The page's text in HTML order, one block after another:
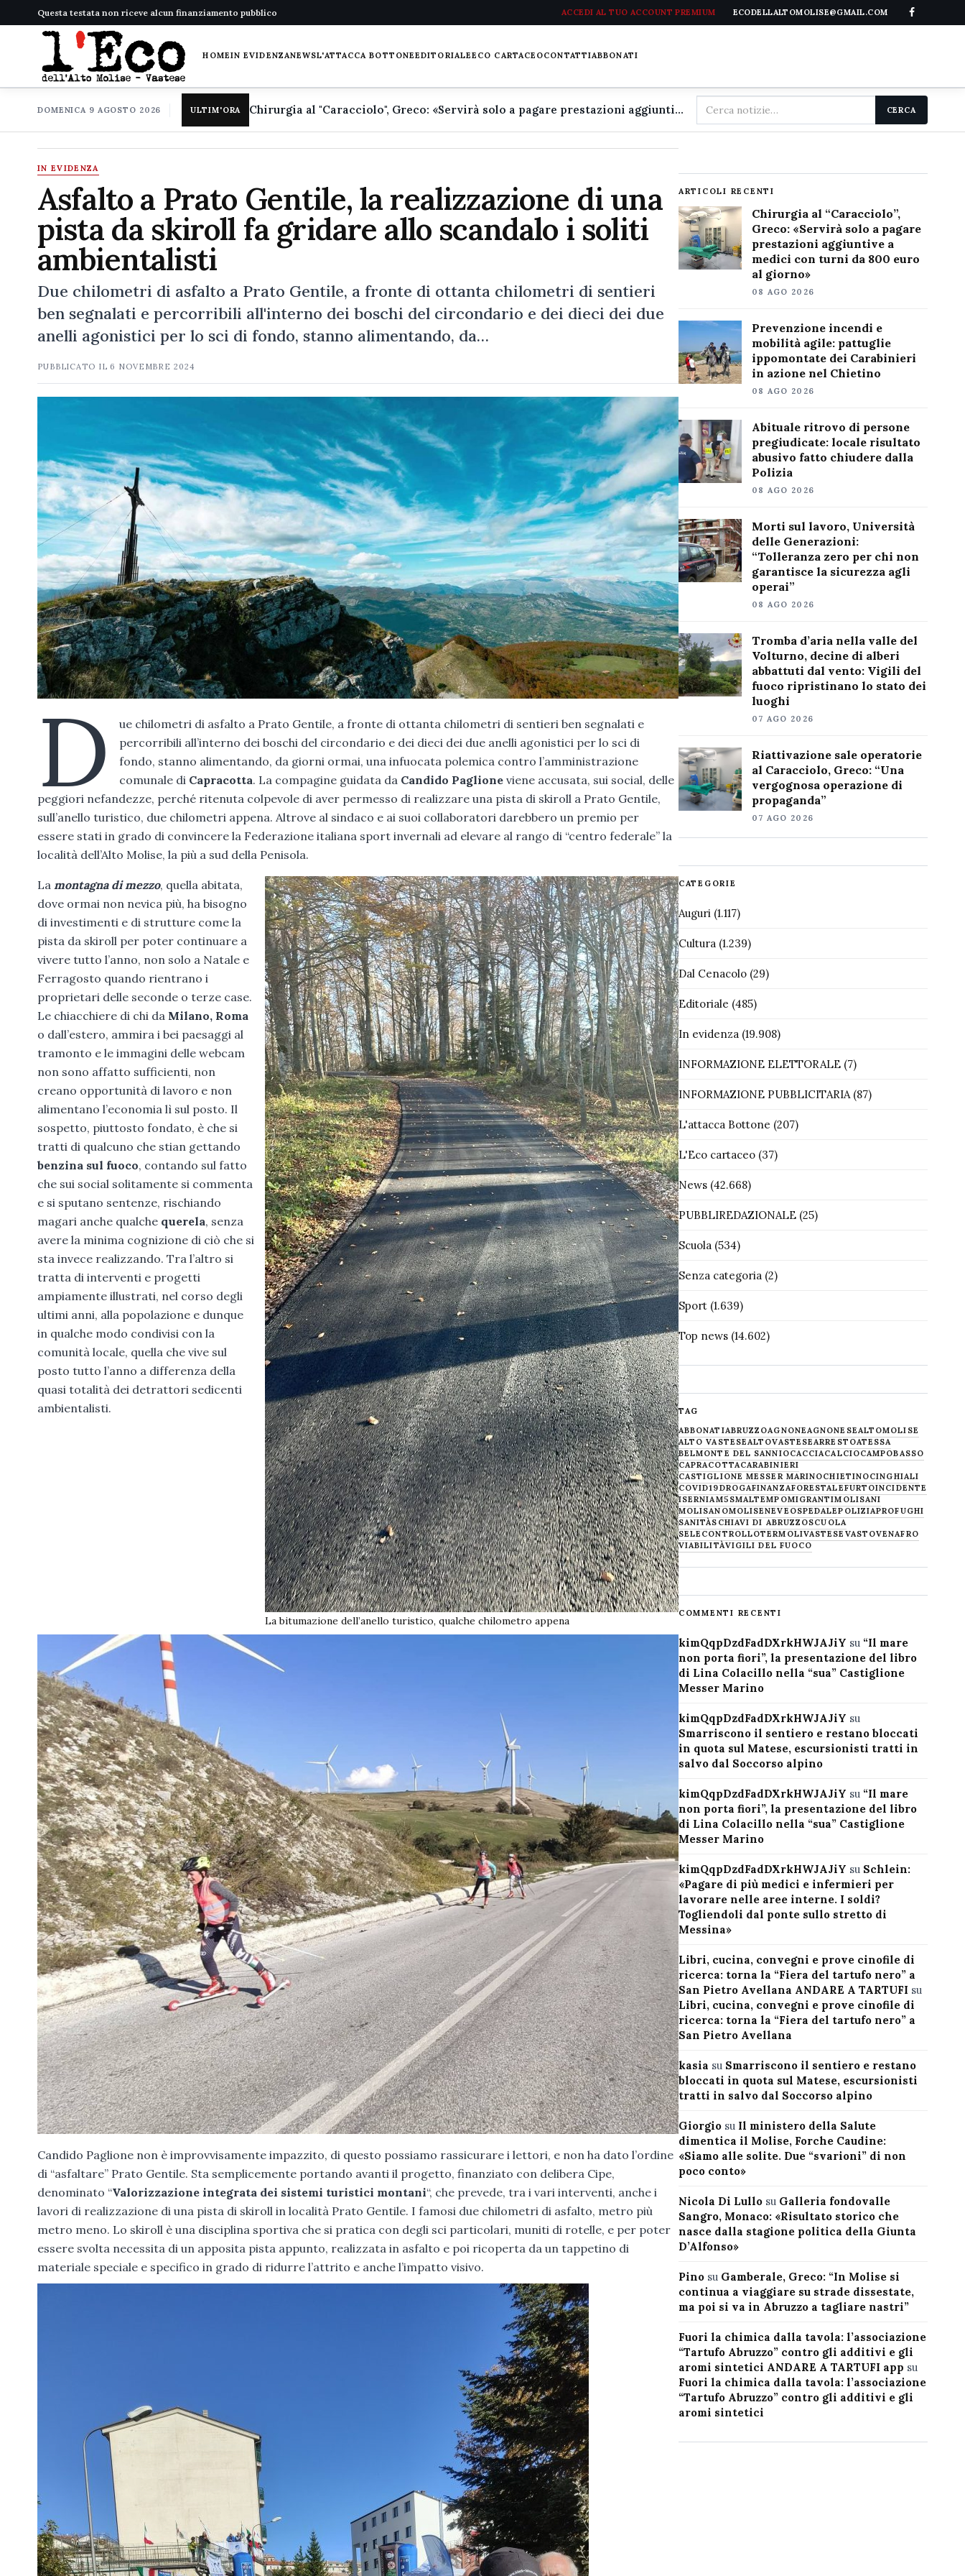
Questa testata non riceve alcun finanziamento pubblico ACCEDI AL TUO ACCOUNT PREMIUM ECODELLALTOMOLISE@GMAIL.COM
HOMEIN EVIDENZANEWSL'ATTACCA BOTTONEEDITORIALEECO CARTACEOCONTATTIABBONATI
DOMENICA 9 AGOSTO 2026 ULTIM'ORA Chirurgia al "Caracciolo", Greco: «Servirà solo a pagare prestazioni aggiuntive a medici con turni da 800 euro al giorno»
Cerca
nel
CERCA
IN EVIDENZA
Asfalto a Prato Gentile, la realizzazione di una
pista da skiroll fa gridare allo scandalo i soliti
ambientalisti
Due chilometri di asfalto a Prato Gentile, a fronte di ottanta chilometri di sentieri
ben segnalati e percorribili all'interno dei boschi del circondario e dei dieci dei due
anelli agonistici per lo sci di fondo, stanno alimentando, da…
PUBBLICATO IL 6 NOVEMBRE 2024
D
ue chilometri di asfalto a Prato Gentile, a fronte di ottanta chilometri di sentieri ben segnalati e
percorribili all’interno dei boschi del circondario e dei dieci dei due anelli agonistici per lo sci di
fondo, stanno alimentando, da giorni ormai, una infuocata polemica contro l’amministrazione
comunale di Capracotta. La compagine guidata da Candido Paglioneviene accusata, sui social, delle
peggiori nefandezze, perché ritenuta colpevole di aver permesso di realizzare una pista di skiroll a Prato Gentile,
sull’anello turistico, due chilometri appena. Altrove al sindaco e ai suoi collaboratori darebbero un premio per
essere stati in grado di convincere la Federazione italiana sport invernali ad elevare al rango di “centro federale” la
località dell’Alto Molise, la più a sud della Penisola.
La bitumazione dell’anello turistico, qualche chilometro appena
La montagna di mezzo, quella abitata,
dove ormai non nevica più, ha bisogno
di investimenti e di strutture come la
pista da skiroll per poter continuare a
vivere tutto l’anno, non solo a Natale e
Ferragosto quando rientrano i
proprietari delle seconde o terze case.
Le chiacchiere di chi da Milano, Roma
o dall’estero, ammira i bei paesaggi al
tramonto e le immagini delle webcam
non sono affatto sufficienti, non
creano opportunità di lavoro e non
alimentano l’economia lì sul posto. Il
sospetto, piuttosto fondato, è che si
tratti di qualcuno che stian gettando
benzina sul fuoco, contando sul fatto
che sui social solitamente si commenta
e si sputano sentenze, rischiando
magari anche qualche querela, senza
avere la minima cognizione di ciò che si
sta invece realizzando. Tra l’altro si
tratta di interventi e progetti
ampiamente illustrati, nel corso degli
ultimi anni, alla popolazione e dunque
in qualche modo condivisi con la
comunità locale, quella che vive sul
posto tutto l’anno a differenza della
quasi totalità dei detrattori sedicenti
ambientalisti.
Candido Paglione non è improvvisamente impazzito, di questo possiamo rassicurare i lettori, e non ha dato l’ordine
di “asfaltare” Prato Gentile. Sta semplicemente portando avanti il progetto, finanziato con delibera Cipe,
denominato “Valorizzazione integrata dei sistemi turistici montani“, che prevede, tra i vari interventi, anche i
lavori di realizzazione di una pista di skiroll in località Prato Gentile. I famosi due chilometri di asfalto, metro più
metro meno. Lo skiroll è una disciplina sportiva che si pratica con degli sci particolari, muniti di rotelle, e per poter
essere svolta necessita di un apposita pista appunto, realizzata in asfalto e poi ricoperta da un tappetino di
materiale speciale e specifico in grado di ridurre l’attrito e anche l’impatto visivo.
ARTICOLI RECENTI
Chirurgia al “Caracciolo”,
Greco: «Servirà solo a pagare
prestazioni aggiuntive a
medici con turni da 800 euro
al giorno»
08 AGO 2026
Prevenzione incendi e
mobilità agile: pattuglie
ippomontate dei Carabinieri
in azione nel Chietino
08 AGO 2026
Abituale ritrovo di persone
pregiudicate: locale risultato
abusivo fatto chiudere dalla
Polizia
08 AGO 2026
Morti sul lavoro, Università
delle Generazioni:
“Tolleranza zero per chi non
garantisce la sicurezza agli
operai”
08 AGO 2026
Tromba d’aria nella valle del
Volturno, decine di alberi
abbattuti dal vento: Vigili del
fuoco ripristinano lo stato dei
luoghi
07 AGO 2026
Riattivazione sale operatorie
al Caracciolo, Greco: “Una
vergognosa operazione di
propaganda”
07 AGO 2026
CATEGORIE
Auguri(1.117)
Cultura(1.239)
Dal Cenacolo(29)
Editoriale (485)
In evidenza(19.908)
INFORMAZIONE ELETTORALE(7)
INFORMAZIONE PUBBLICITARIA(87)
L'attacca Bottone (207)
L'Eco cartaceo(37)
News(42.668)
PUBBLIREDAZIONALE(25)
Scuola(534)
Senza categoria(2)
Sport(1.639)
Top news(14.602)
TAG
ABBONATIABRUZZOAGNONEAGNONESEALTOMOLISE
ALTO VASTESEALTOVASTESEARRESTOATESSA
BELMONTE DEL SANNIOCACCIACALCIOCAMPOBASSO
CAPRACOTTACARABINIERI
CASTIGLIONE MESSER MARINOCHIETINOCINGHIALI
COVID19DROGAFINANZAFORESTALEFURTOINCIDENTE
ISERNIAM5SMALTEMPOMIGRANTIMOLISANI
MOLISANOMOLISENEVE OSPEDALEPOLIZIAPROFUGHI
SANITÀSCHIAVI DI ABRUZZOSCUOLA
SELECONTROLLOTERMOLIVASTESE VASTOVENAFRO
VIABILITÀVIGILI DEL FUOCO
COMMENTI RECENTI
kimQqpDzdFadDXrkHWJAJiY su “Il mare
non porta fiori”, la presentazione del libro
di Lina Colacillo nella “sua” Castiglione
Messer Marino
kimQqpDzdFadDXrkHWJAJiY su
Smarriscono il sentiero e restano bloccati
in quota sul Matese, escursionisti tratti in
salvo dal Soccorso alpino
kimQqpDzdFadDXrkHWJAJiY su “Il mare
non porta fiori”, la presentazione del libro
di Lina Colacillo nella “sua” Castiglione
Messer Marino
kimQqpDzdFadDXrkHWJAJiY su Schlein:
«Pagare di più medici e infermieri per
lavorare nelle aree interne. I soldi?
Togliendoli dal ponte sullo stretto di
Messina»
Libri, cucina, convegni e prove cinofile di
ricerca: torna la “Fiera del tartufo nero” a
San Pietro Avellana ANDARE A TARTUFI su
Libri, cucina, convegni e prove cinofile di
ricerca: torna la “Fiera del tartufo nero” a
San Pietro Avellana
kasia su Smarriscono il sentiero e restano
bloccati in quota sul Matese, escursionisti
tratti in salvo dal Soccorso alpino
Giorgiosu Il ministero della Salute
dimentica il Molise, Forche Caudine:
«Siamo alle solite. Due “svarioni” di non
poco conto»
Nicola Di Lullosu Galleria fondovalle
Sangro, Monaco: «Risultato storico che
nasce dalla stagione politica della Giunta
D’Alfonso»
Pinosu Gamberale, Greco: “In Molise si
continua a viaggiare su strade dissestate,
ma poi si va in Abruzzo a tagliare nastri”
Fuori la chimica dalla tavola: l’associazione
“Tartufo Abruzzo” contro gli additivi e gli
aromi sintetici ANDARE A TARTUFI app su
Fuori la chimica dalla tavola: l’associazione
“Tartufo Abruzzo” contro gli additivi e gli
aromi sintetici